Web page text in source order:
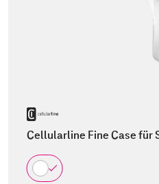
Cellularline Fine Case für